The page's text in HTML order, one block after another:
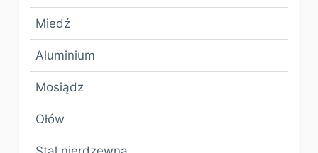
Miedź
Aluminium
Mosiądz
Ołów